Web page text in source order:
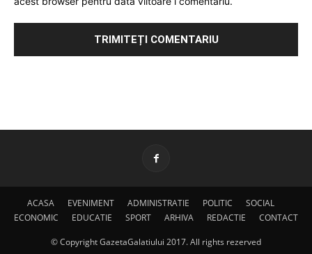
ACASA EVENIMENT ADMINISTRATIE POLITIC
SOCIAL
ECONOMIC
EDUCATIE SPORT ARHIVA REDACTIE CONTACT
© Copyright GazetaGalatiului 2017. All rights rezerved